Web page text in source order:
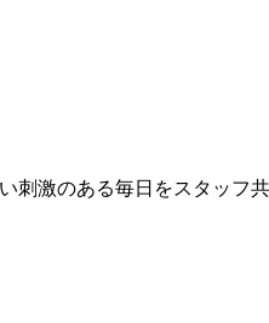
刺激のある毎日をスタッフ